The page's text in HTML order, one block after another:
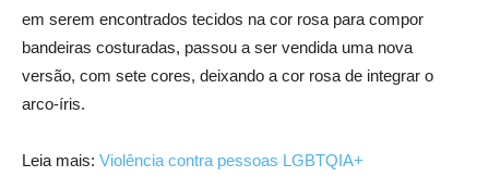
em serem encontrados tecidos na cor rosa para compor
bandeiras costuradas, passou a ser vendida uma nova
versão, com sete cores, deixando a cor rosa de integrar o
arco-íris.
Leia mais: Violência contra pessoas LGBTQIA+